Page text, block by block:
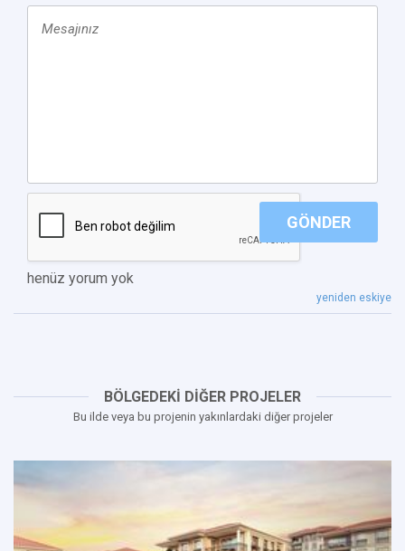
GÖNDER
henüz yorum yok
yeniden eskiye
BÖLGEDEKİ DİĞER PROJELER
Bu ilde veya bu projenin yakınlardaki diğer projeler